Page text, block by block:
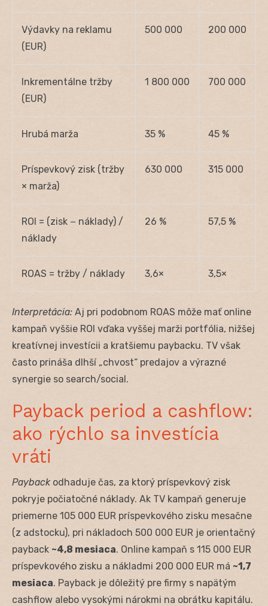
Výdavky na reklamu
(EUR)
500 000 200 000
Inkrementálne tržby
(EUR)
1 800 000 700 000
Hrubá marža 35 % 45 %
Príspevkový zisk (tržby
× marža)
630 000 315 000
ROI = (zisk − náklady) /
náklady
26 % 57,5 %
ROAS = tržby / náklady 3,6× 3,5×
Interpretácia: Aj pri podobnom ROAS môže mať online
kampaň vyššie ROI vďaka vyššej marži portfólia, nižšej
kreatívnej investícii a kratšiemu paybacku. TV však
často prináša dlhší „chvost“ predajov a výrazné
synergie so search/social.
Payback period a cashflow:
ako rýchlo sa investícia
vráti
Paybackodhaduje čas, za ktorý príspevkový zisk
pokryje počiatočné náklady. Ak TV kampaň generuje
priemerne 105 000 EUR príspevkového zisku mesačne
(z adstocku), pri nákladoch 500 000 EUR je orientačný
payback ~4,8 mesiaca. Online kampaň s 115 000 EUR
príspevkového zisku a nákladmi 200 000 EUR má ~1,7
mesiaca. Payback je dôležitý pre firmy s napätým
cashflow alebo vysokými nárokmi na obrátku kapitálu.